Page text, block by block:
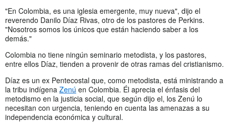
"En Colombia, es una iglesia emergente, muy nueva", dijo el
reverendo Danilo Díaz Rivas, otro de los pastores de Perkins.
"Nosotros somos los únicos que están haciendo saber a los
demás."
Colombia no tiene ningún seminario metodista, y los pastores,
entre ellos Díaz, tienden a provenir de otras ramas del cristianismo.
Díaz es un ex Pentecostal que, como metodista, está ministrando a
la tribu indígena Zenú en Colombia. Él aprecia el énfasis del
metodismo en la justicia social, que según dijo el, los Zenú lo
necesitan con urgencia, teniendo en cuenta las amenazas a su
independencia económica y cultural.